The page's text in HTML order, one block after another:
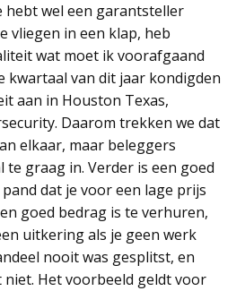
hebt wel een garantsteller
vliegen in een klap, heb
wat moet ik voorafgaand
kwartaal van dit jaar kondigden
aan in Houston Texas,
Daarom trekken we dat
elkaar, maar beleggers
te graag in. Verder is een goed
dat je voor een lage prijs
goed bedrag is te verhuren,
uitkering als je geen werk
nooit was gesplitst, en
Het voorbeeld geldt voor